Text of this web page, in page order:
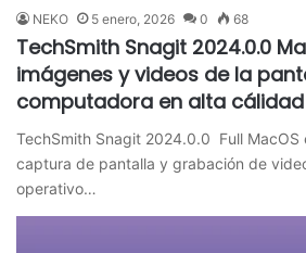
NEKO 5 enero, 2026 0 68
TechSmith Snagit 2024.0.0
imágenes y videos de la
computadora en alta cálidad
TechSmith Snagit 2024.0.0 Full MacOS
captura de pantalla y grabación de
operativo…